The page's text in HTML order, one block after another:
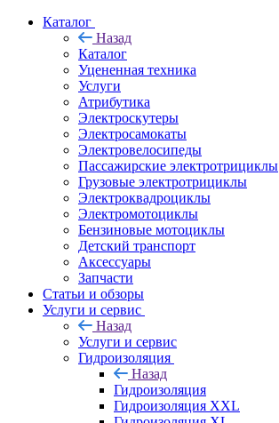
Каталог
Назад
Каталог
Уцененная техника
Услуги
Атрибутика
Электроскутеры
Электросамокаты
Электровелосипеды
Пассажирские электротрициклы
Грузовые электротрициклы
Электроквадроциклы
Электромотоциклы
Бензиновые мотоциклы
Детский транспорт
Аксессуары
Запчасти
Статьи и обзоры
Услуги и сервис
Назад
Услуги и сервис
Гидроизоляция
Назад
Гидроизоляция
Гидроизоляция XXL